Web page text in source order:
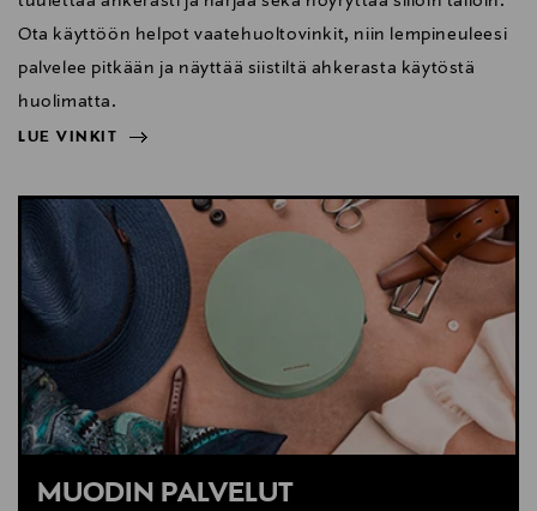
Ota käyttöön helpot vaatehuoltovinkit, niin lempineuleesi
palvelee pitkään ja näyttää siistiltä ahkerasta käytöstä
huolimatta.
LUE VINKIT
LUE VINKIT
MUODIN PALVELUT